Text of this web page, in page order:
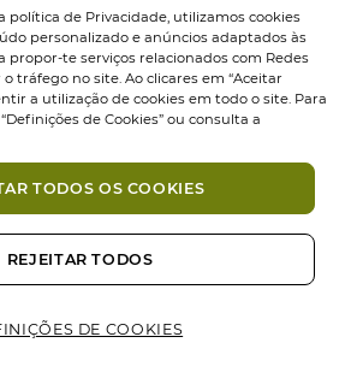
orgânicos
Eco-concebidos
política de Privacidade, utilizamos cookies
personalizado e anúncios adaptados às
propor-te serviços relacionados com Redes
o tráfego no site. Ao clicares em “Aceitar
a utilização de cookies em todo o site. Para
de Cookies” ou consulta a
DE COOKIES
REJEITAR TODOS
TODOS OS COOKIES